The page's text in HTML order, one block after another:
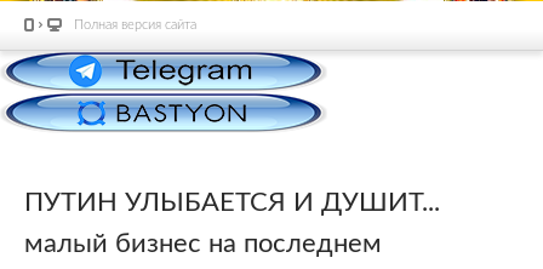
Полная версия сайта
ПУТИН УЛЫБАЕТСЯ И ДУШИТ...
малый бизнес на последнем